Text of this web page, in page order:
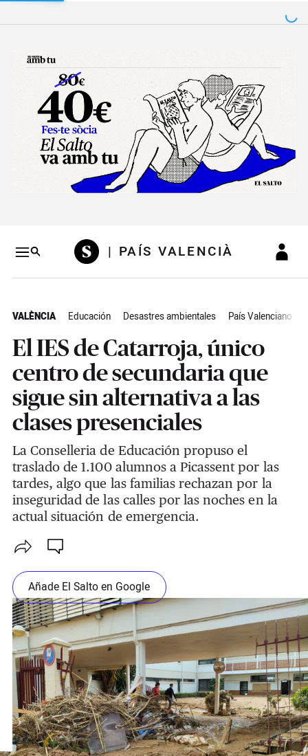
Salto a contenido
| PAÍS VALENCIÀ
VALÈNCIA Educación Desastres ambientales País Valenciano
El IES de Catarroja, único
centro de secundaria que
sigue sin alternativa a las
clases presenciales
La Conselleria de Educación propuso el
traslado de 1.100 alumnos a Picassent por las
tardes, algo que las familias rechazan por la
inseguridad de las calles por las noches en la
actual situación de emergencia.
Añade El Salto en Google